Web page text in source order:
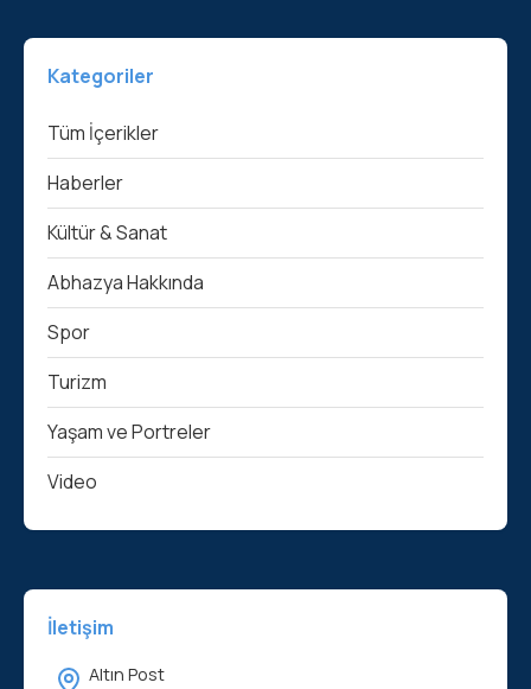
Kategoriler
Tüm İçerikler
Haberler
Kültür & Sanat
Abhazya Hakkında
Spor
Turizm
Yaşam ve Portreler
Video
İletişim
Altın Post